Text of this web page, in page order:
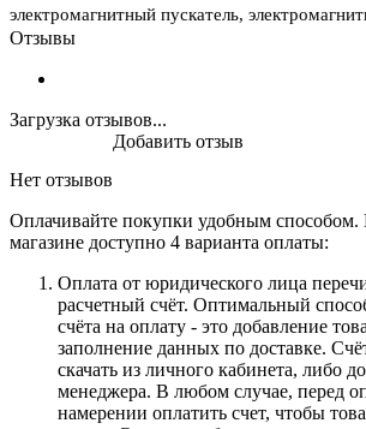
электромагнитный пускатель,
Отзывы
Загрузка отзывов...
Нет отзывов
Добавить отзыв
Оплачивайте покупки удобным
магазине доступно 4 варианта оплаты:
Оплата от юридического лица
расчетный счёт. Оптимальный
счёта на оплату - это добавление
заполнение данных по доставке.
скачать из личного кабинета, либо
менеджера. В любом случае, перед
намерении оплатить счет, чтобы